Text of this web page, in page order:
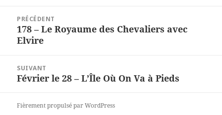
l’article
PRÉCÉDENT
Article
précédent :
178 – Le Royaume des Chevaliers avec
Elvire
SUIVANT
Article
Février le 28 – L’Île Où On Va à Pieds
Fièrement propulsé par WordPress